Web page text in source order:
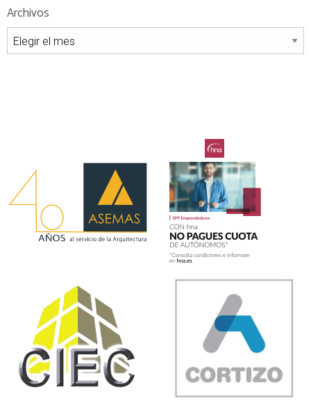
Archivos
Archivos